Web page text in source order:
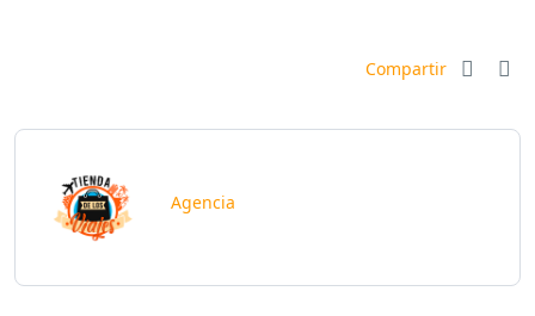
Compartir
Agencia